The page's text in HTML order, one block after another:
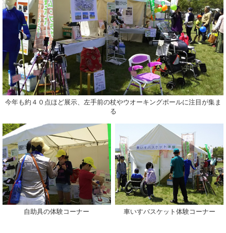
今年も約４０点ほど展示、左手前の杖やウオーキングポールに注目が集ま
る
自助具の体験コーナー 車いすバスケット体験コーナー